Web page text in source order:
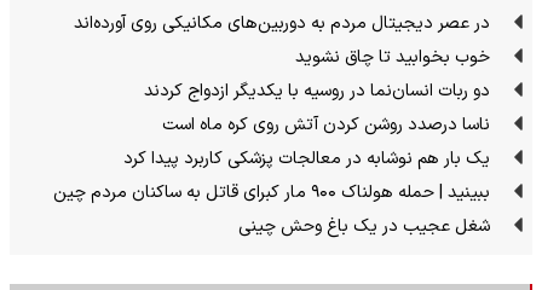
در عصر دیجیتال مردم به دوربین‌های مکانیکی روی آورده‌اند
خوب بخوابید تا چاق نشوید
دو ربات انسان‌نما در روسیه با یکدیگر ازدواج کردند
ناسا درصدد روشن کردن آتش روی کره ماه است
یک بار هم نوشابه در معالجات پزشکی کاربرد پیدا کرد
ببینید | حمله هولناک ۹۰۰ مار کبرای قاتل به ساکنان مردم چین
شغل عجیب در یک باغ وحش چینی